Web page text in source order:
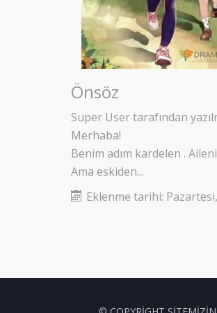
Önsöz
Super Usertarafından
Merhaba!
Benim adım kardelen .
Ama eskiden...
Eklenme tarihi: